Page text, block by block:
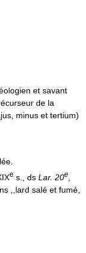
et savant
de la
minus et tertium)
e s., ds Lar. 20e
,,lard salé et fumé,